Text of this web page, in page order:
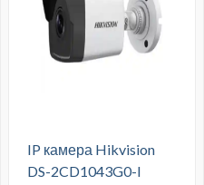
IP камера Hikvision
DS-2CD1043G0-I